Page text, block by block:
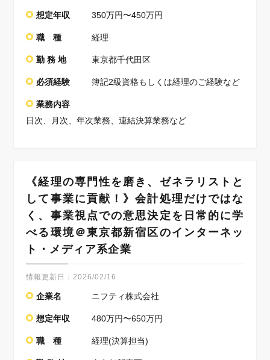
想定年収 350万円〜450万円
職 種 経理
勤 務 地 東京都千代田区
必須経験 簿記2級資格もしくは経理のご経験など
業務内容
日次、月次、年次業務、連結決算業務など
《経理の専門性を磨き、ゼネラリストと
して事業に貢献！》会計処理だけではな
く、事業視点での意思決定を日常的に学
べる環境＠東京都新宿区のインターネッ
ト・メディア系企業
情報更新日：2026/02/16
企業名 ニフティ株式会社
想定年収 480万円〜650万円
職 種 経理(決算担当)